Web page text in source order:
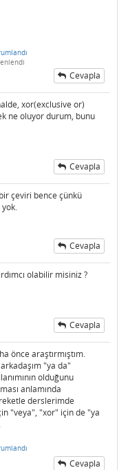
Cevapla
xor(exclusive or)
ne oluyor durum, bunu
Cevapla
çeviri bence çünkü
Cevapla
olabilir misiniz ?
Cevapla
önce araştırmıştım.
"ya da"
olduğunu
anlamında
derslerimde
"veya", "xor" için de "ya
Cevapla